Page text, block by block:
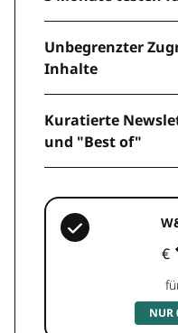
Unbegrenzter
Inhalte
Kuratierte
und "Best of"
€
NUR